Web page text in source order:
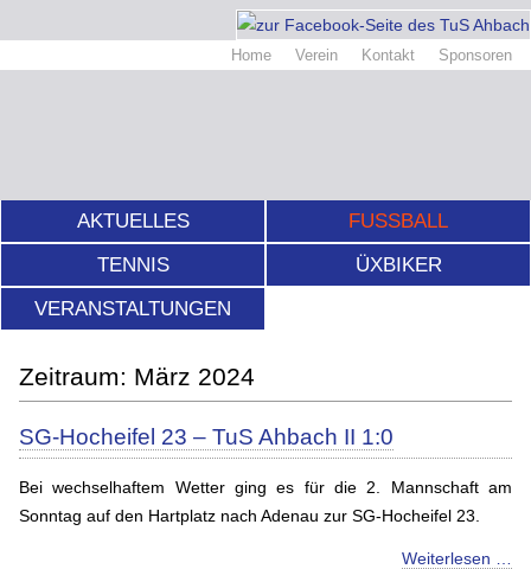
Home Verein Kontakt Sponsoren
AKTUELLES
FUSSBALL
TENNIS
ÜXBIKER
VERANSTALTUNGEN
März 2024
SG-Hocheifel 23 – TuS Ahbach II 1:0
Bei wechselhaftem Wetter ging es für die 2. Mannschaft am
Sonntag auf den Hartplatz nach Adenau zur SG-Hocheifel 23.
Weiterlesen …